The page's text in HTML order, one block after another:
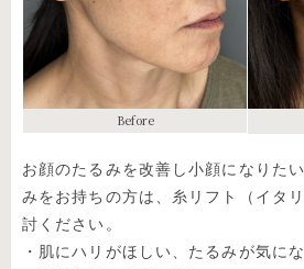
Before
お顔のたるみを改善し小顔になりた
みをお持ちの方は、糸リフト（イタ
討ください。
・肌にハリがほしい、たるみが気に